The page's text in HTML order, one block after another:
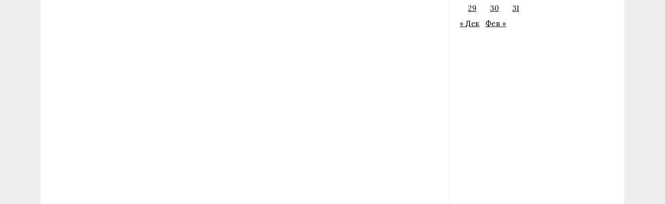
29
30
31
« Дек
Фев »